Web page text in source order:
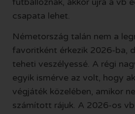
csapata lehet.
Németország talán nem a
favoritként érkezik 2026-ba,
teheti veszélyessé. A régi
egyik ismérve az volt, hogy
végjáték közelében, amikor
számított rájuk. A 2026-os